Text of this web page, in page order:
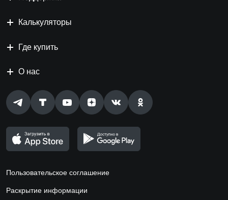
Калькуляторы
Где купить
О нас
Пользовательское соглашение
Раскрытие информации